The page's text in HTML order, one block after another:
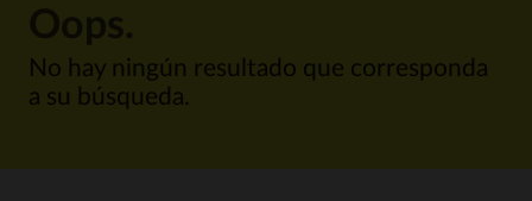
No hay ningún resultado que corresponda
a su búsqueda.